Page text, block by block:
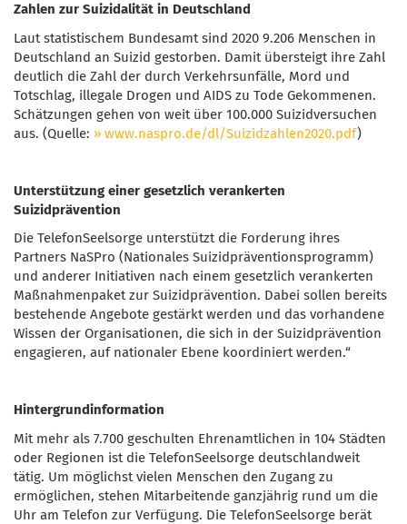
Zahlen zur Suizidalität in Deutschland
Laut statistischem Bundesamt sind 2020 9.206 Menschen in
Deutschland an Suizid gestorben. Damit übersteigt ihre Zahl
deutlich die Zahl der durch Verkehrsunfälle, Mord und
Totschlag, illegale Drogen und AIDS zu Tode Gekommenen.
Schätzungen gehen von weit über 100.000 Suizidversuchen
aus. (Quelle:
www.naspro.de/dl/Suizidzahlen2020.pdf)
Unterstützung einer gesetzlich verankerten
Suizidprävention
Die TelefonSeelsorge unterstützt die Forderung ihres
Partners NaSPro (Nationales Suizidpräventionsprogramm)
und anderer Initiativen nach einem gesetzlich verankerten
Maßnahmenpaket zur Suizidprävention. Dabei sollen bereits
bestehende Angebote gestärkt werden und das vorhandene
Wissen der Organisationen, die sich in der Suizidprävention
engagieren, auf nationaler Ebene koordiniert werden.“
Hintergrundinformation
Mit mehr als 7.700 geschulten Ehrenamtlichen in 104 Städten
oder Regionen ist die TelefonSeelsorge deutschlandweit
tätig. Um möglichst vielen Menschen den Zugang zu
ermöglichen, stehen Mitarbeitende ganzjährig rund um die
Uhr am Telefon zur Verfügung. Die TelefonSeelsorge berät